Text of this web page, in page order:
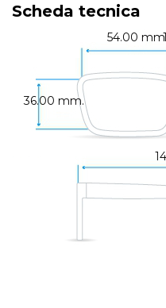
Scheda tecnica
54.00 mm.
36.00 mm.